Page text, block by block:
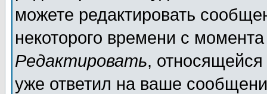
можете редактировать
некоторого времени с
Редактировать,
уже ответил на ваше